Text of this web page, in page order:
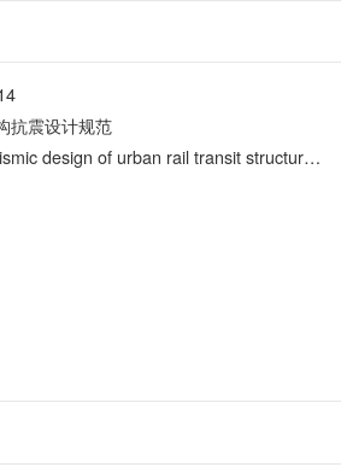
抗震设计规范
design of urban rail transit structures